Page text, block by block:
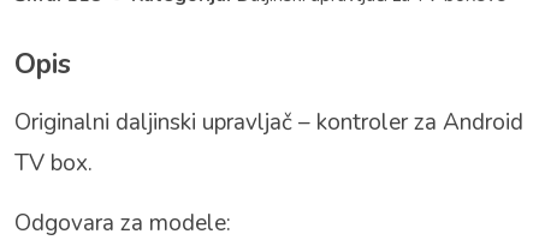
Opis
Originalni daljinski upravljač – kontroler za Android
TV box.
Odgovara za modele: